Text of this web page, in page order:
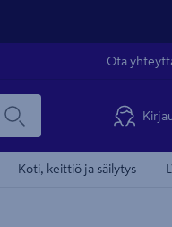
Ota
Koti, keittiö ja säilytys